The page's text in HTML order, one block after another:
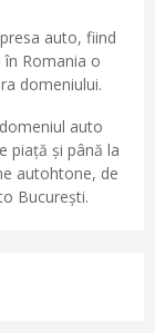
auto, fiind
Romania o
domeniului.
auto
piață și până la
autohtone, de
București.